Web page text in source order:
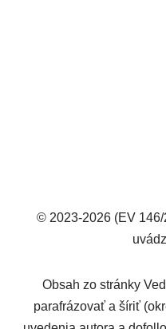
© 2023-2026 (EV
Obsah zo stránky
parafrázovať a šíriť